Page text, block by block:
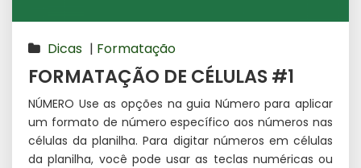
Dicas | Formatação
FORMATAÇÃO DE CÉLULAS #1
NÚMERO Use as opções na guia Número para aplicar
um formato de número específico aos números nas
células da planilha. Para digitar números em células
da planilha, você pode usar as teclas numéricas ou